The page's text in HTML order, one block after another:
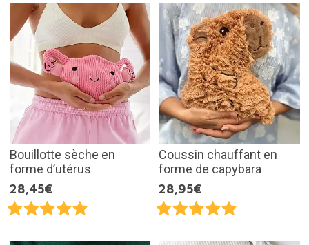
Bouillotte sèche en
forme d’utérus
28,45€
Coussin chauffant en
forme de capybara
28,95€